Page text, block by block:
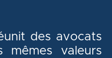
des avocats
mêmes valeurs